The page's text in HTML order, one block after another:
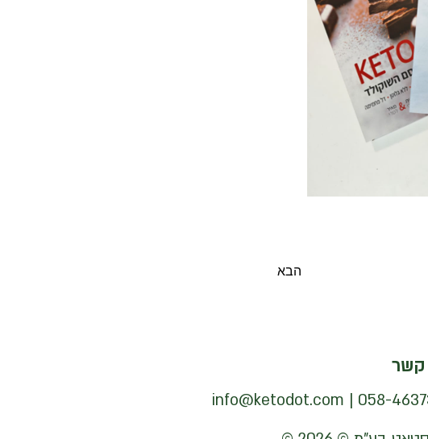
הבא
קשר
info@ketodot.com